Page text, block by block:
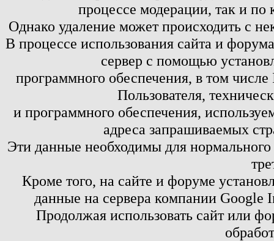
процессе модерации, так и по
Однако удаление может происходить с
В процессе использования сайта и
сервер с помощью
программного обеспечения, в том
Пользователя,
и программного обеспечения,
адреса запрашиваемых
Эти данные необходимы для
Кроме того, на сайте и форуме
данные на сервера компании
Продолжая использовать сайт или